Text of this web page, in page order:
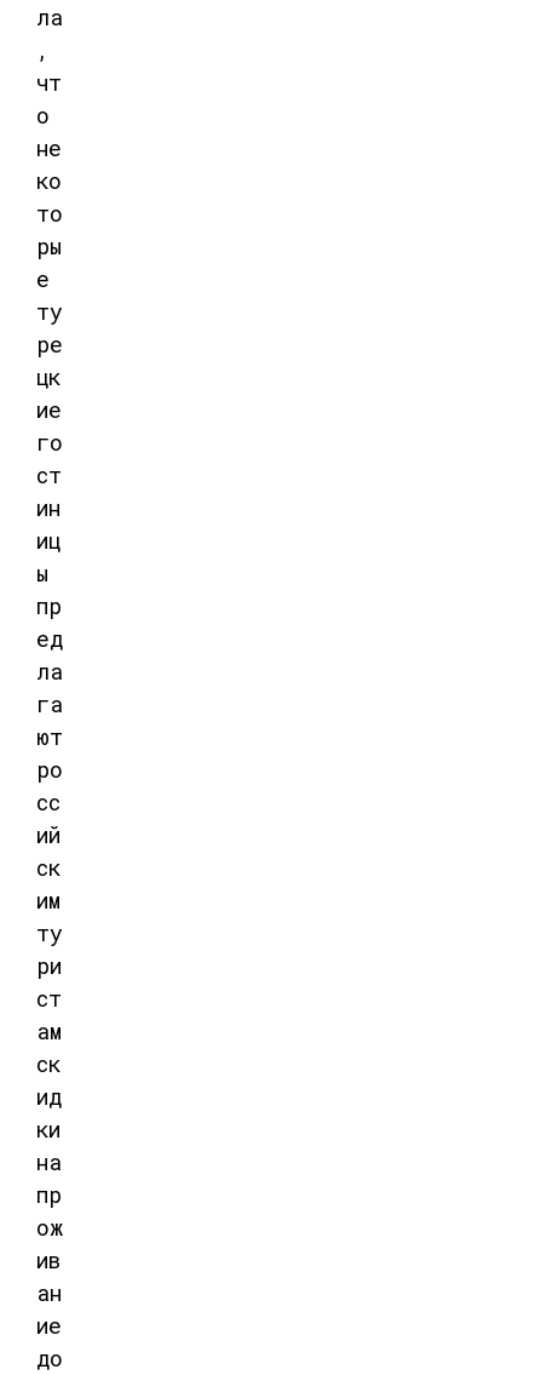
ла
,
чт
о
не
ко
то
ры
е
ту
ре
цк
ие
го
ст
ин
иц
ы
пр
ед
ла
га
ют
ро
сс
ий
ск
им
ту
ри
ст
ам
ск
ид
ки
на
пр
ож
ив
ан
ие
до